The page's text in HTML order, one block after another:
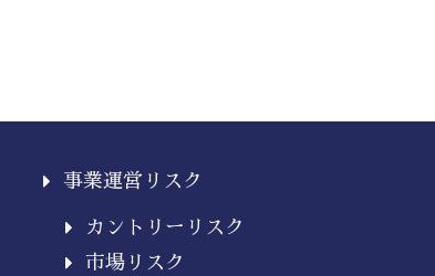
事業運営リスク
カントリーリスク
市場リスク